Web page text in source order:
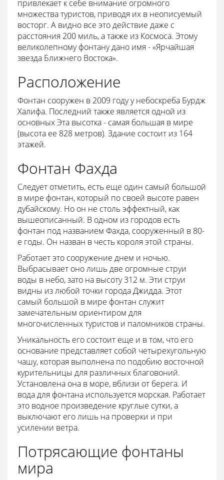
привлекает к себе внимание огромного
множества туристов, приводя их в неописуемый
восторг. А видно все это действие даже с
расстояния 200 миль, а также из Космоса. Этому
великолепному фонтану дано имя - «Ярчайшая
звезда Ближнего Востока».
Расположение
Фонтан сооружен в 2009 году у небоскреба Бурдж
Халифа. Последний также является одной из
основных Эта высотка - самая большая в мире
(высота ее 828 метров). Здание состоит из 164
этажей.
Фонтан Фахда
Следует отметить, есть еще один самый большой
в мире фонтан, который по своей высоте равен
дубайскому. Но он не столь эффектный, как
вышеописанный. В одном из городов есть
фонтан под названием Фахда, сооруженный в 80-
е годы. Он назван в честь короля этой страны.
Работает это сооружение днем и ночью.
Выбрасывает оно лишь две огромные струи
воды в небо, зато на высоту 312 м. Эти струи
видны из любой точки города Джидда. Этот
самый большой в мире фонтан служит
замечательным ориентиром для
многочисленных туристов и паломников страны.
Уникальность его состоит еще и в том, что его
основание представляет собой четырехугольную
чашу, которая выполнена по подобию восточной
курительницы для различных благовоний.
Установлена она в море, вблизи от берега. И
вода для фонтана используется морская. Работает
это водное произведение круглые сутки, а
выключают его лишь на проверки и при
усилении ветра.
Потрясающие фонтаны
мира